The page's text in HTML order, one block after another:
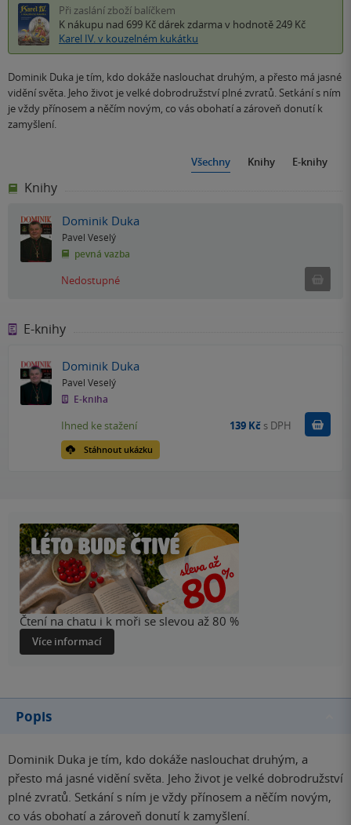
Při zaslání zboží balíčkem
K nákupu nad 699 Kč dárek zdarma v hodnotě 249 Kč
Karel IV. v kouzelném kukátku
Dominik Duka je tím, kdo dokáže naslouchat druhým, a přesto má jasné
vidění světa. Jeho život je velké dobrodružství plné zvratů. Setkání s ním
je vždy přínosem a něčím novým, co vás obohatí a zároveň donutí k
zamyšlení.
Všechny Knihy E-knihy
Knihy
Dominik Duka
Pavel Veselý
pevná vazba
Nedostupné
E-knihy
Dominik Duka
Pavel Veselý
E-kniha
Stáhnout ukázku
Ihned ke stažení 139 Kč s DPH Koupit
Čtení na chatu i k moři se slevou až 80 %
Více informací
Popis
Dominik Duka je tím, kdo dokáže naslouchat druhým, a
přesto má jasné vidění světa. Jeho život je velké dobrodružství
plné zvratů. Setkání s ním je vždy přínosem a něčím novým,
co vás obohatí a zároveň donutí k zamyšlení.